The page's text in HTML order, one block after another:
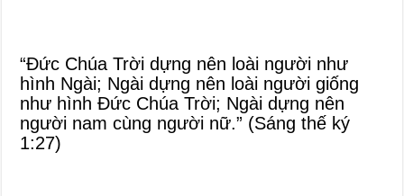
“Đức Chúa Trời dựng nên loài người như
hình Ngài; Ngài dựng nên loài người giống
như hình Đức Chúa Trời; Ngài dựng nên
người nam cùng người nữ.” (Sáng thế ký
1:27)